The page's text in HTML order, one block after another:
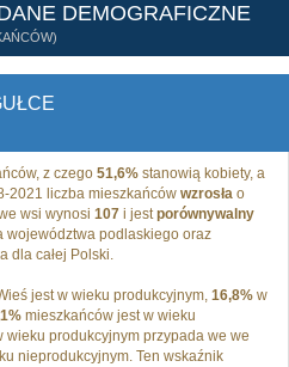
DEMOGRAFICZNE
z czego 51,6% stanowią kobiety, a
2021 liczba mieszkańców wzrosła o
wsi wynosi 107 i jestporównywalny
województwa podlaskiego oraz
dla całej Polski.
jest w wieku produkcyjnym, 16,8% w
mieszkańców jest w wieku
produkcyjnym przypada we we
nieprodukcyjnym. Ten wskaźnik